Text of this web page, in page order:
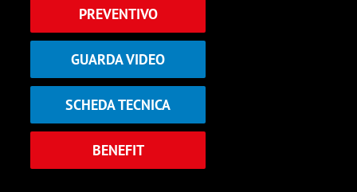
PREVENTIVO
GUARDA VIDEO
SCHEDA TECNICA
BENEFIT